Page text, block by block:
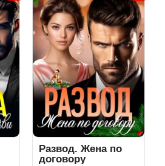
Развод. Жена по
договору